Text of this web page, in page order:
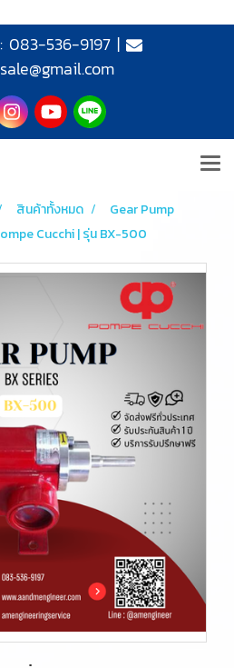
083-536-9197|
สินค้าทั้งหมด
Gear Pump
Cucchi | รุ่น BX-500